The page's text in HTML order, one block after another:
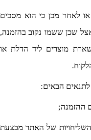
או לאחר מכן כי הוא מסכים
שכן ששמו נקוב בהזמנה,
מוצרים ליד הדלת או
הבאים:
ההזמנה;
של האתר מבצעת